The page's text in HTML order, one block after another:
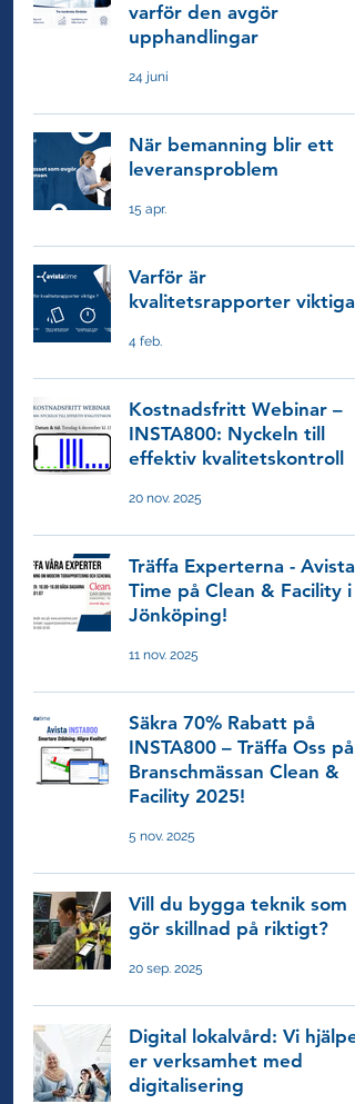
varför den avgör
upphandlingar
24 juni
När bemanning blir ett
leveransproblem
15 apr.
Varför är
kvalitetsrapporter viktiga?
4 feb.
Kostnadsfritt Webinar –
INSTA800: Nyckeln till
effektiv kvalitetskontroll
20 nov. 2025
Träffa Experterna - Avista
Time på Clean & Facility i
Jönköping!
11 nov. 2025
Säkra 70% Rabatt på
INSTA800 – Träffa Oss på
Branschmässan Clean &
Facility 2025!
5 nov. 2025
Vill du bygga teknik som
gör skillnad på riktigt?
20 sep. 2025
Digital lokalvård: Vi hjälper
er verksamhet med
digitalisering